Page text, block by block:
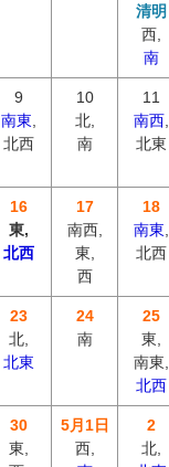
清明
西,
南
9
南東
北西
10
北,
南
11
南西,
北東
16
東,
北西
17
南西,
東,
西
18
南東
北西
23
北,
北東
24
南
25
東,
南東,
北西
30
東,
5月1日
西,
2
北,